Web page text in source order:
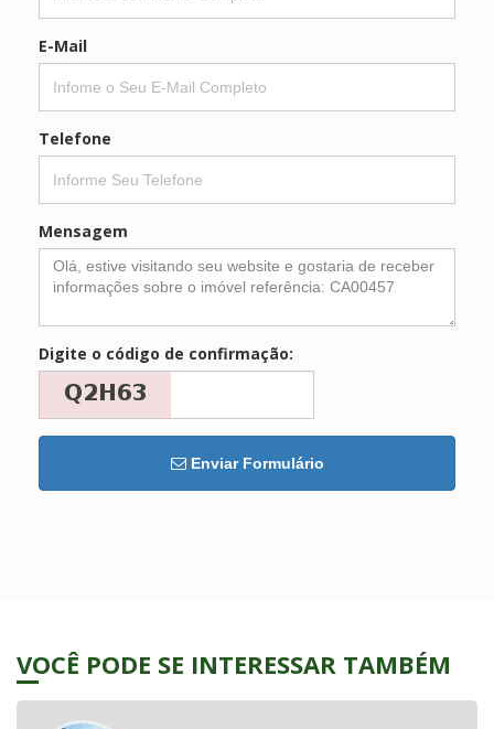
E-Mail
Telefone
Mensagem
Digite o código de confirmação:
Enviar Formulário
VOCÊ PODE SE INTERESSAR TAMBÉM